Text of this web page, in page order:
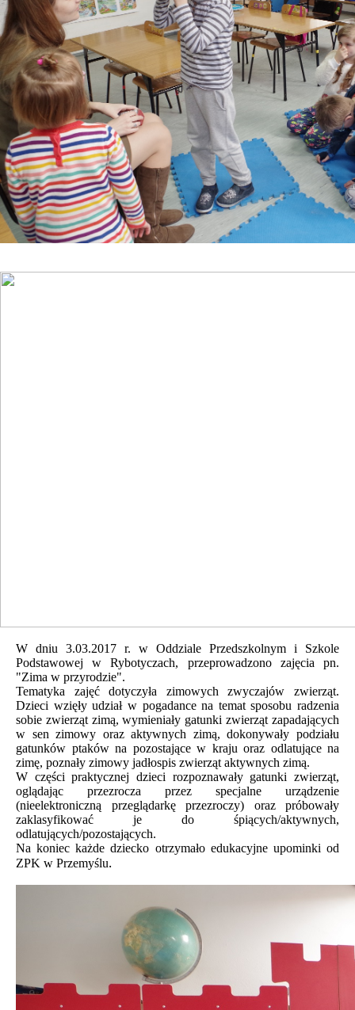
W dniu 3.03.2017 r. w Oddziale Przedszkolnym i Szkole
Podstawowej w Rybotyczach, przeprowadzono zajęcia pn.
"Zima w przyrodzie".
Tematyka zajęć dotyczyła zimowych zwyczajów zwierząt.
Dzieci wzięły udział w pogadance na temat sposobu radzenia
sobie zwierząt zimą, wymieniały gatunki zwierząt zapadających
w sen zimowy oraz aktywnych zimą, dokonywały podziału
gatunków ptaków na pozostające w kraju oraz odlatujące na
zimę, poznały zimowy jadłospis zwierząt aktywnych zimą.
W części praktycznej dzieci rozpoznawały gatunki zwierząt,
oglądając przezrocza przez specjalne urządzenie
(nieelektroniczną przeglądarkę przezroczy) oraz próbowały
zaklasyfikować je do śpiących/aktywnych,
odlatujących/pozostających.
Na koniec każde dziecko otrzymało edukacyjne upominki od
ZPK w Przemyślu.